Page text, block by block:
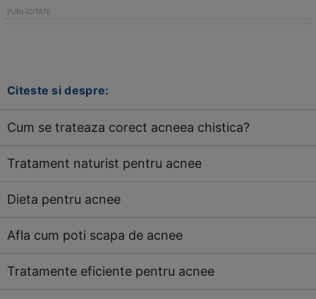
Citeste si despre:
Cum se trateaza corect acneea chistica?
Tratament naturist pentru acnee
Dieta pentru acnee
Afla cum poti scapa de acnee
Tratamente eficiente pentru acnee